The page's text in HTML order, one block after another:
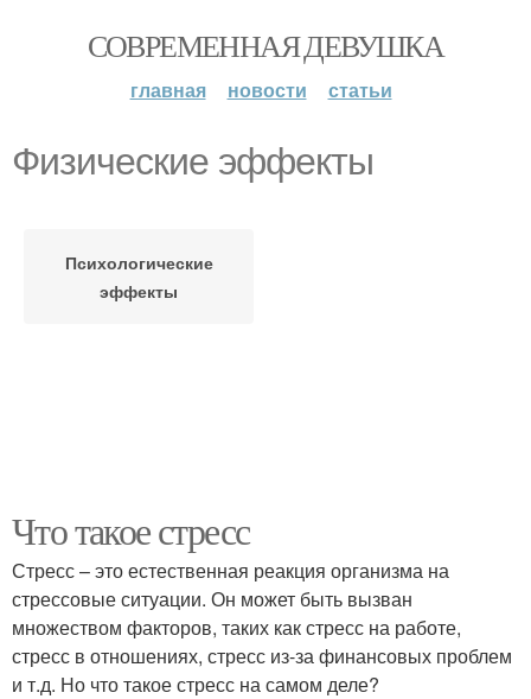
СОВРЕМЕННАЯ ДЕВУШКА
главная новости статьи
Физические эффекты
Психологические
эффекты
Что такое стресс
Стресс – это естественная реакция организма на
стрессовые ситуации. Он может быть вызван
множеством факторов, таких как стресс на работе,
стресс в отношениях, стресс из-за финансовых проблем
и т.д. Но что такое стресс на самом деле?